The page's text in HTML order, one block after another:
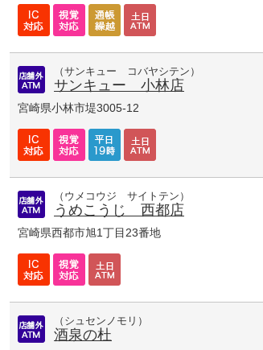
（サンキュー コバヤシテン）
サンキュー 小林店
宮崎県小林市堤3005-12
（ウメコウジ サイトテン）
うめこうじ 西都店
宮崎県西都市旭1丁目23番地
（シュセンノモリ）
酒泉の杜